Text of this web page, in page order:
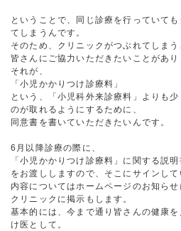
ということで、同じ診療を行っていて
てしまうんです。
そのため、クリニックがつぶれてしまう
皆さんにご協力いただきたいことがあり
それが、
「小児かかりつけ診療料」
という、「小児科外来診療料」よりも
のが取れるようにするために、
同意書を書いていただきたいんです。
6月以降診療の際に、
「小児かかりつけ診療料」に関する説
をお渡ししますので、そこにサインして
内容についてはホームページのお知らせ
クリニックに掲示もします。
基本的には、今まで通り皆さんの健康
け医として。